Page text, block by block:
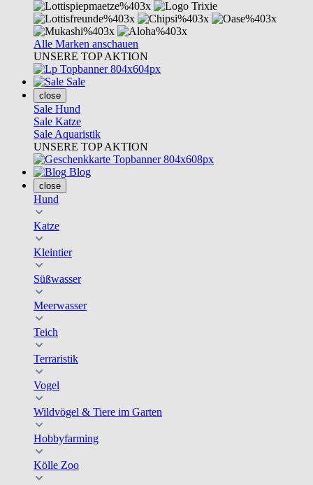
Alle Marken anschauen
UNSERE TOP AKTION
Sale
close
Sale Hund
Sale Katze
Sale Aquaristik
UNSERE TOP AKTION
Blog
close
Hund
Katze
Kleintier
Süßwasser
Meerwasser
Teich
Terraristik
Vogel
Wildvögel & Tiere im Garten
Hobbyfarming
Kölle Zoo